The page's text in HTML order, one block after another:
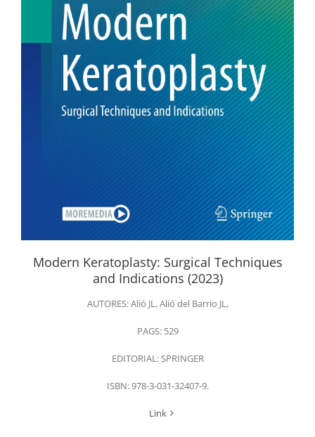
Modern Keratoplasty: Surgical Techniques
and Indications (2023)
AUTORES: Alió JL, Alió del Barrio JL,
PAGS: 529
EDITORIAL: SPRINGER
ISBN: 978-3-031-32407-9.
Link